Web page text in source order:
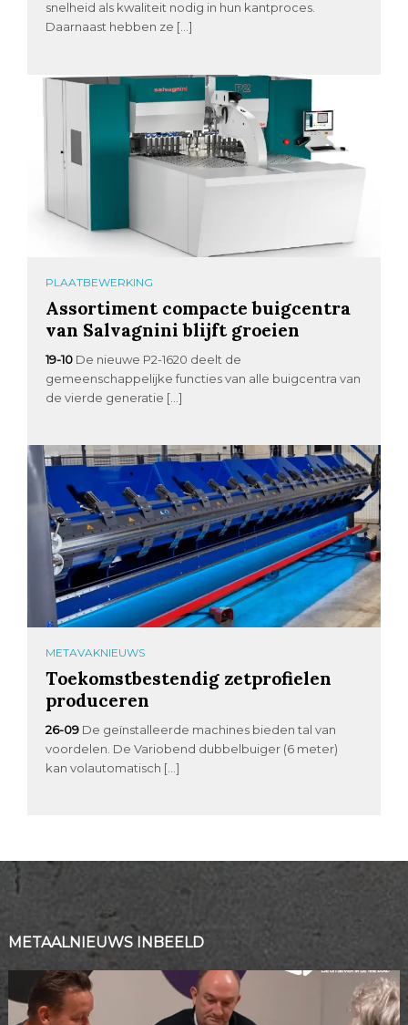
snelheid als kwaliteit nodig in hun kantproces.
Daarnaast hebben ze […]
PLAATBEWERKING
Assortiment compacte buigcentra
van Salvagnini blijft groeien
19-10 De nieuwe P2-1620 deelt de
gemeenschappelijke functies van alle buigcentra van
de vierde generatie […]
METAVAKNIEUWS
Toekomstbestendig zetprofielen
produceren
26-09 De geïnstalleerde machines bieden tal van
voordelen. De Variobend dubbelbuiger (6 meter)
kan volautomatisch […]
METAALNIEUWS INBEELD